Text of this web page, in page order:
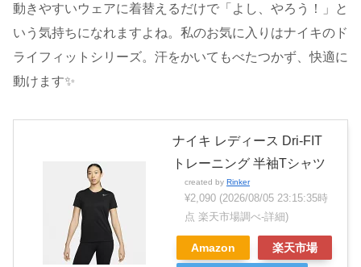
動きやすいウェアに着替えるだけで「よし、やろう！」と
いう気持ちになれますよね。私のお気に入りはナイキのド
ライフィットシリーズ。汗をかいてもべたつかず、快適に
動けます✨
ナイキ レディース Dri-FIT
トレーニング 半袖Tシャツ
created by Rinker
¥2,090 (2026/08/05 23:15:35時
点 楽天市場調べ-詳細)
Amazon 楽天市場